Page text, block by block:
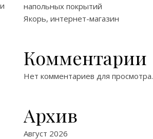
напольных покрытий
Якорь, интернет-магазин
Комментарии
Нет комментариев для просмотра.
Архив
Август 2026